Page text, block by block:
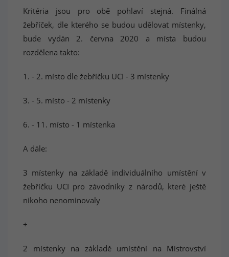
Kritéria jsou pro obě pohlaví stejná. Finálná
žebříček, dle kterého se budou udělovat místenky,
bude vydán 2. června 2020 a místa budou
rozdělena takto:
1. - 2. místo dle žebříčku UCI - 3 místenky
3. - 5. místo - 2 místenky
6. - 11. místo - 1 místenka
A dále:
3 místenky na základě individuálního umístění v
žebříčku UCI pro závodníky z národů, které ještě
nikoho nenominovaly
+
2 místenky na základě umístění na Mistrovství